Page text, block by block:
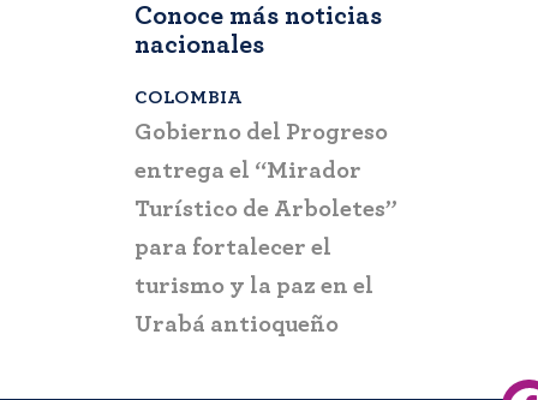
Conoce más noticias
nacionales
COLOMBIA
Gobierno del Progreso
entrega el “Mirador
Turístico de Arboletes”
para fortalecer el
turismo y la paz en el
Urabá antioqueño